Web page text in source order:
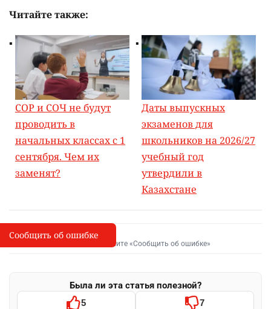
Читайте также:
СОР и СОЧ не будут
проводить в
начальных классах с 1
сентября. Чем их
заменят?
Даты выпускных
экзаменов для
школьников на 2026/27
учебный год
утвердили в
Казахстане
I
Сообщить об опечатке
Выделите фрагмент и нажмите «Сообщить об ошибке»
Была ли эта статья полезной?
5 7
Сообщить об ошибке